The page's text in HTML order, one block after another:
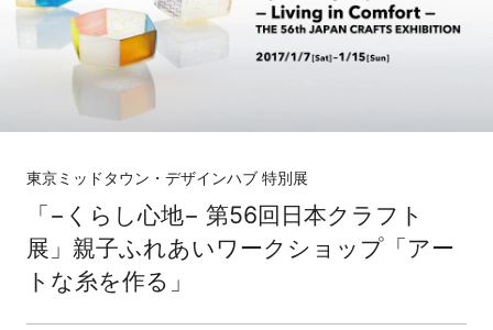
東京ミッドタウン・デザインハブ 特別展
「−くらし心地− 第56回日本クラフト
展」親子ふれあいワークショップ「アー
トな糸を作る」